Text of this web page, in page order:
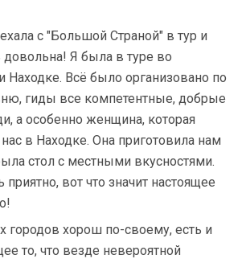
с "Большой Страной" в тур и
довольна! Я была в туре во
Находке. Всё было организовано по
гиды все компетентные, добрые
а особенно женщина, которая
в Находке. Она приготовила нам
стол с местными вкусностями.
вот что значит настоящее
городов хорош по-своему, есть и
то, что везде невероятной